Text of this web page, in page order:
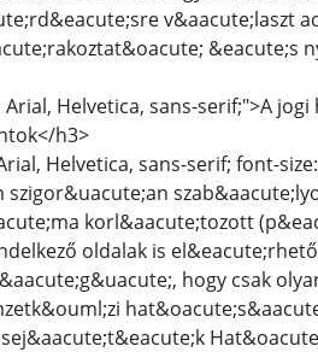
v&aacute;laszt
&eacute;s
Helvetica, sans-serif;">A
h3>
Helvetica, sans-serif; font-
szigor&uacute;an
korl&aacute;tozott
oldalak is
hogy csak